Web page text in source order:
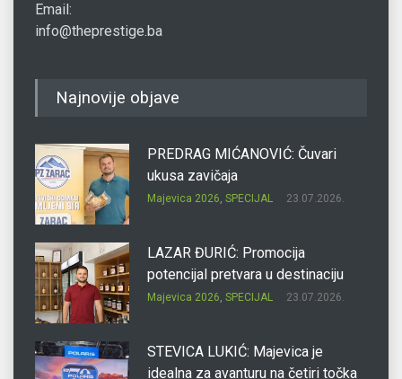
Email:
info@theprestige.ba
Najnovije objave
PREDRAG MIĆANOVIĆ: Čuvari
ukusa zavičaja
Majevica 2026, SPECIJAL 23.07.2026.
LAZAR ĐURIĆ: Promocija
potencijal pretvara u destinaciju
Majevica 2026, SPECIJAL 23.07.2026.
STEVICA LUKIĆ: Majevica je
idealna za avanturu na četiri točka